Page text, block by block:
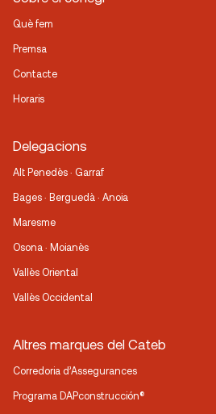
Què fem
Premsa
Contacte
Horaris
Delegacions
Alt Penedès · Garraf
Bages · Berguedà · Anoia
Maresme
Osona · Moianès
Vallès Oriental
Vallès Occidental
Altres marques del Cateb
Corredoria d’Assegurances
Programa DAPconstrucción®